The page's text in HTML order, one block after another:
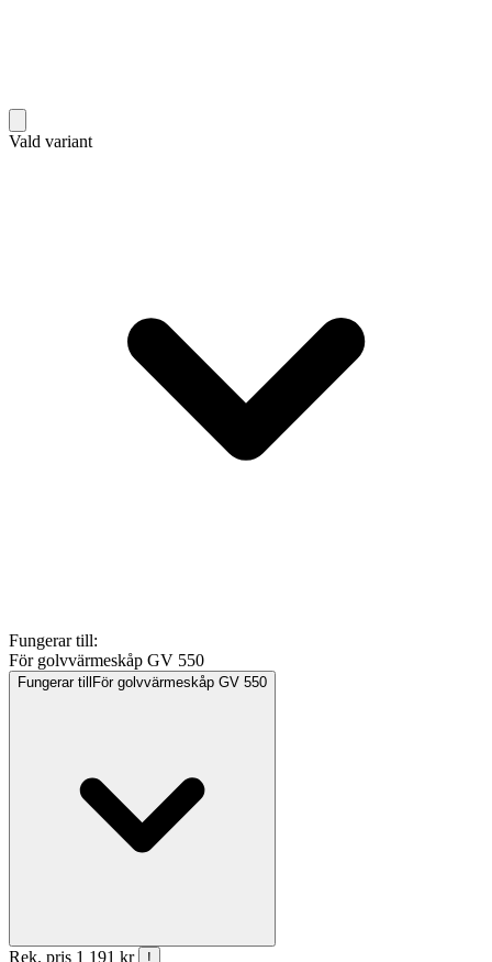
Vald variant
Fungerar till:
För golvvärmeskåp GV 550
Fungerar till För golvvärmeskåp GV 550
Rek. pris 1 191 kr !